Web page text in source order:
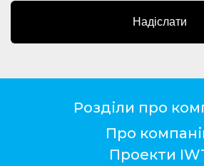
Надіслати
Розділи про
Про
Проекти